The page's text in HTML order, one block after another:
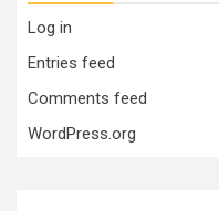
Log in
Entries feed
Comments feed
WordPress.org